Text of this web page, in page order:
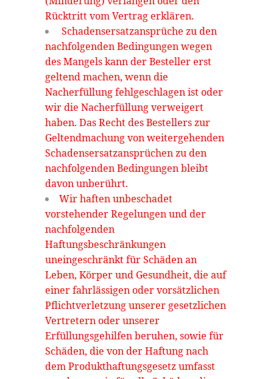
Rücktritt vom Vertrag erklären.
Schadensersatzansprüche zu den
nachfolgenden Bedingungen wegen
des Mangels kann der Besteller erst
geltend machen, wenn die
Nacherfüllung fehlgeschlagen ist oder
wir die Nacherfüllung verweigert
haben. Das Recht des Bestellers zur
Geltendmachung von weitergehenden
Schadensersatzansprüchen zu den
nachfolgenden Bedingungen bleibt
davon unberührt.
Wir haften unbeschadet
vorstehender Regelungen und der
nachfolgenden
Haftungsbeschränkungen
uneingeschränkt für Schäden an
Leben, Körper und Gesundheit, die auf
einer fahrlässigen oder vorsätzlichen
Pflichtverletzung unserer gesetzlichen
Vertretern oder unserer
Erfüllungsgehilfen beruhen, sowie für
Schäden, die von der Haftung nach
dem Produkthaftungsgesetz umfasst